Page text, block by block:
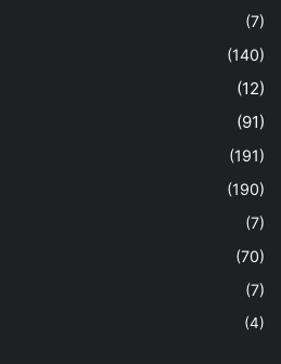
(7)
(140)
(12)
(91)
(191)
(190)
(7)
(70)
(7)
(4)